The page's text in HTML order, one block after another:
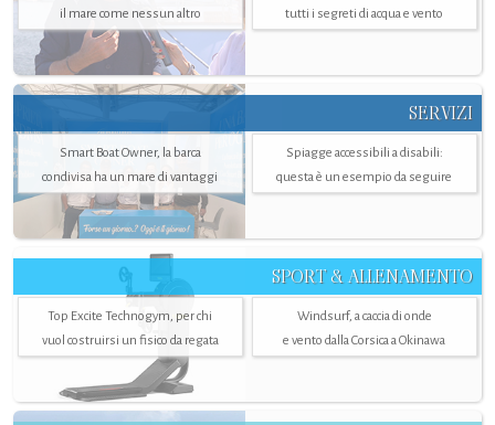
il mare come nessun altro
tutti i segreti di acqua e vento
SERVIZI
Smart Boat Owner, la barca
condivisa ha un mare di vantaggi
Spiagge accessibili a disabili:
questa è un esempio da seguire
SPORT & ALLENAMENTO
Top Excite Technogym, per chi
vuol costruirsi un fisico da regata
Windsurf, a caccia di onde
e vento dalla Corsica a Okinawa